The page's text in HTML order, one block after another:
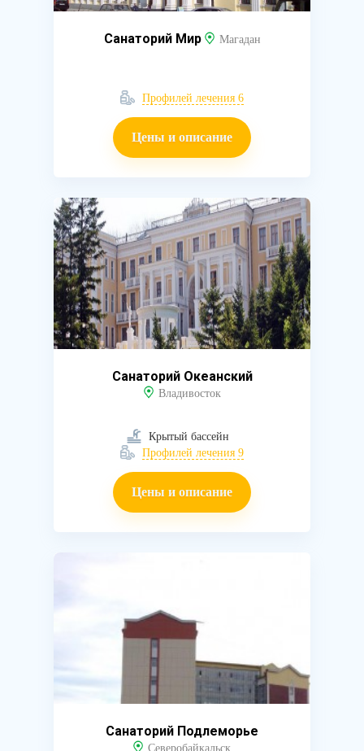
Санаторий Мир Магадан
Профилей лечения 6
Цены и описание
Санаторий Океанский
Владивосток
Крытый бассейн
Профилей лечения 9
Цены и описание
Санаторий Подлеморье
Северобайкальск